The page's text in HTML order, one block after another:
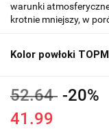
warunki
krotnie mniejszy, w
Kolor powłoki
52.64 -20%
41.99